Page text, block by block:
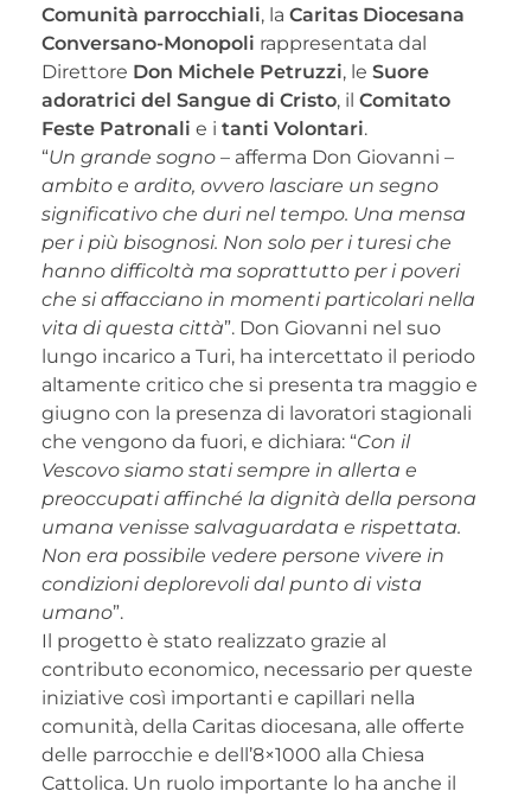
Comunità parrocchiali, la Caritas Diocesana
Conversano-Monopoli rappresentata dal
Direttore Don Michele Petruzzi, le Suore
adoratrici del Sangue di Cristo, il Comitato
Feste Patronali e i tanti Volontari.
“Un grande sogno – afferma Don Giovanni –
ambito e ardito, ovvero lasciare un segno
significativo che duri nel tempo. Una mensa
per i più bisognosi. Non solo per i turesi che
hanno difficoltà ma soprattutto per i poveri
che si affacciano in momenti particolari nella
vita di questa città”. Don Giovanni nel suo
lungo incarico a Turi, ha intercettato il periodo
altamente critico che si presenta tra maggio e
giugno con la presenza di lavoratori stagionali
che vengono da fuori, e dichiara: “Con il
Vescovo siamo stati sempre in allerta e
preoccupati affinché la dignità della persona
umana venisse salvaguardata e rispettata.
Non era possibile vedere persone vivere in
condizioni deplorevoli dal punto di vista
umano”.
Il progetto è stato realizzato grazie al
contributo economico, necessario per queste
iniziative così importanti e capillari nella
comunità, della Caritas diocesana, alle offerte
delle parrocchie e dell’8×1000 alla Chiesa
Cattolica. Un ruolo importante lo ha anche il